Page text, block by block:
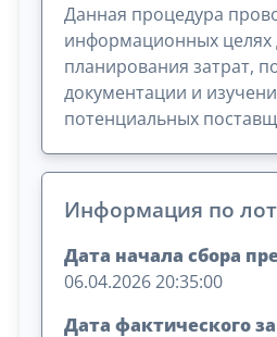
Данная процедура
информационных целях
планирования затрат,
документации и
потенциальных
Информация по
Дата начала сбора
06.04.2026 20:35:00
Дата фактического